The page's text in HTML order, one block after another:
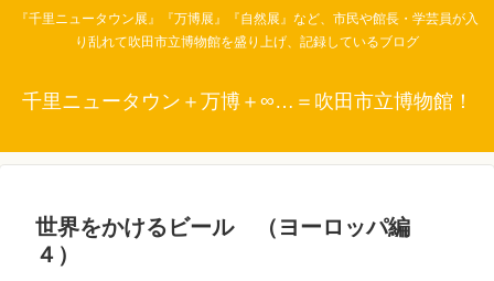
『千里ニュータウン展』『万博展』『自然展』など、市民や館長・学芸員が入
り乱れて吹田市立博物館を盛り上げ、記録しているブログ
千里ニュータウン＋万博＋∞…＝吹田市立博物館！
世界をかけるビール （ヨーロッパ編
４）